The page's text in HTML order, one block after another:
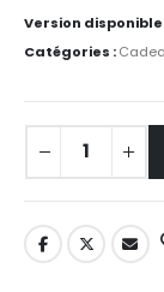
Version disponible
Catégories :